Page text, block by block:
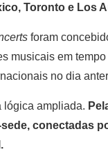
Toronto e Los
foram
musicais em
no dia
lógica ampliada.
conectadas